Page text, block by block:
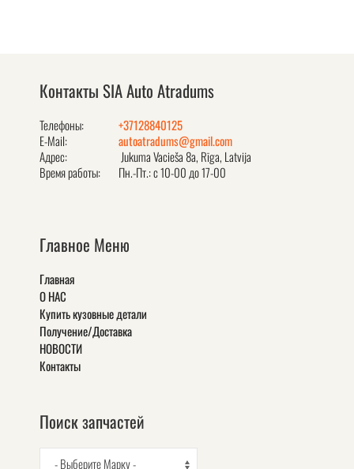
Контакты SIA Auto Atradums
Телефоны:
+37128840125
E-Mail:
autoatradums@gmail.com
Адрес:
Jukuma Vacieša 8a, Rīga, Latvija
Время работы:
Пн.-Пт.: с 10-00 до 17-00
Главное Меню
Главная
О НАС
Купить кузовные детали
Получение/Доставка
НОВОСТИ
Контакты
Поиск запчастей
- Выберите Марку -